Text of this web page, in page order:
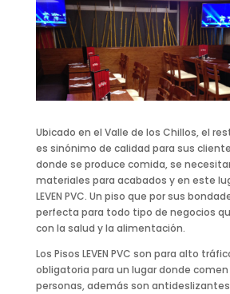
Ubicado en el Valle de los Chillos, el
es sinónimo de calidad para sus
donde se produce comida, se
materiales para acabados y en este
LEVEN PVC. Un piso que por sus
perfecta para todo tipo de negocios
con la salud y la alimentación.
Los Pisos LEVEN PVC son para alto
obligatoria para un lugar donde comen
personas, además son